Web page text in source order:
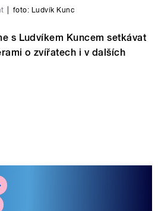
foto: Ludvík Kunc
s Ludvíkem Kuncem setkávat
o zvířatech i v dalších